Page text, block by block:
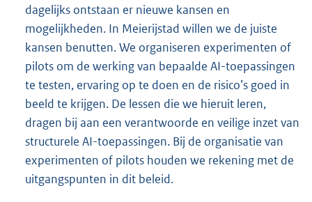
dagelijks ontstaan er nieuwe kansen en
mogelijkheden. In Meierijstad willen we de juiste
kansen benutten. We organiseren experimenten of
pilots om de werking van bepaalde AI-toepassingen
te testen, ervaring op te doen en de risico’s goed in
beeld te krijgen. De lessen die we hieruit leren,
dragen bij aan een verantwoorde en veilige inzet van
structurele AI-toepassingen. Bij de organisatie van
experimenten of pilots houden we rekening met de
uitgangspunten in dit beleid.